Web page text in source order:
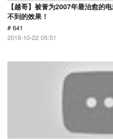
【越哥】被誉为2007年最治愈的
不到的效果！
# 641
2018-10-22 05:51